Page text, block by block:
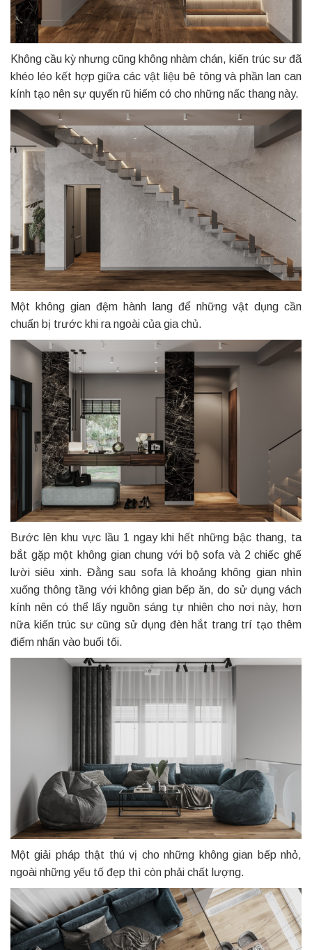
Không cầu kỳ nhưng cũng không nhàm chán, kiến trúc sư đã
khéo léo kết hợp giữa các vật liệu bê tông và phần lan can
kính tạo nên sự quyến rũ hiếm có cho những nấc thang này.
Một không gian đệm hành lang để những vật dụng cần
chuẩn bị trước khi ra ngoài của gia chủ.
Bước lên khu vực lầu 1 ngay khi hết những bậc thang, ta
bắt gặp một không gian chung với bộ sofa và 2 chiếc ghế
lười siêu xinh. Đằng sau sofa là khoảng không gian nhìn
xuống thông tầng với không gian bếp ăn, do sử dụng vách
kính nên có thể lấy nguồn sáng tự nhiên cho nơi này, hơn
nữa kiến trúc sư cũng sử dụng đèn hắt trang trí tạo thêm
điểm nhấn vào buổi tối.
Một giải pháp thật thú vị cho những không gian bếp nhỏ,
ngoài những yếu tố đẹp thì còn phải chất lượng.